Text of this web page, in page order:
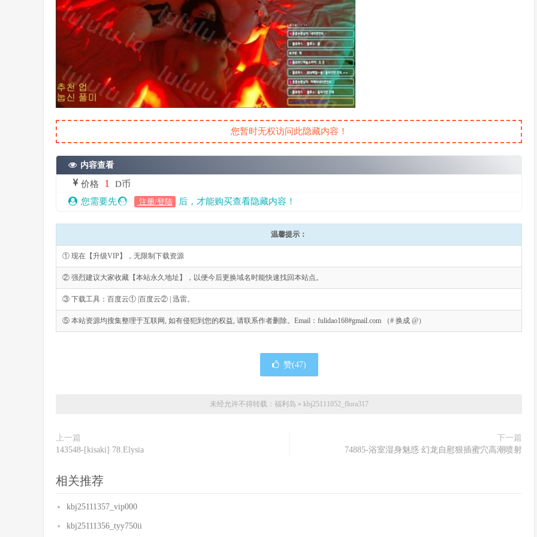
您暂时无权访问此隐藏内容！
内容查看
价格 1
D币
您需要先
注册/登陆 后，才能购买查看隐藏内容！
温馨提示：
① 现在【升级VIP】，无限制下载资源
② 强烈建议大家收藏【本站永久地址】，以便今后更换域名时能快速找回本站点。
③ 下载工具：百度云① |百度云② | 迅雷。
⑤ 本站资源均搜集整理于互联网, 如有侵犯到您的权益, 请联系作者删除。Email：fulidao168#gmail.com （# 换成 @）
赞(47)
未经允许不得转载： 福利岛 » kbj25111052_flora317
上一篇
143548-[kisaki] 78.Elysia
下一篇
74885-浴室湿身魅惑 幻龙自慰狠插蜜穴高潮喷射
相关推荐
kbj25111357_vip000
kbj25111356_tyy750ii